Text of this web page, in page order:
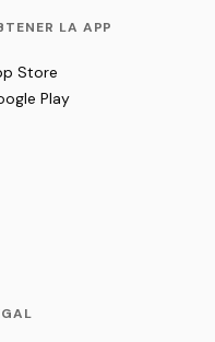
LA APP
Store
Play